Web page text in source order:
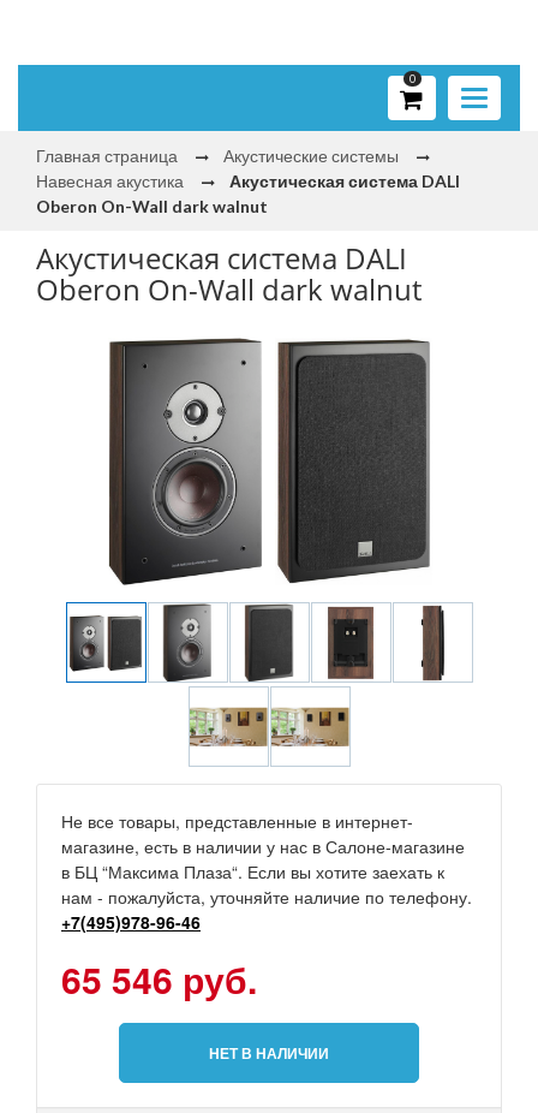
Toggle
0
Главная страница
Акустические системы
Навесная акустика
Акустическая система DALI
Oberon On-Wall dark walnut
Акустическая система DALI
Oberon On-Wall dark walnut
Не все товары, представленные в интернет-
магазине, есть в наличии у нас в Салоне-магазине
в БЦ “Максима Плаза“. Если вы хотите заехать к
нам - пожалуйста, уточняйте наличие по телефону.
+7(495)978-96-46
65 546 руб.
НЕТ В НАЛИЧИИ